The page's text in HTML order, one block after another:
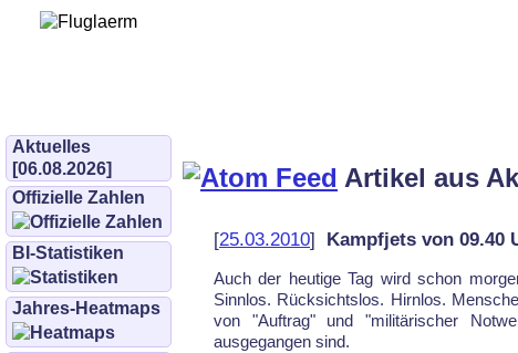
Aktuelles
[06.08.2026]
Offizielle Zahlen
BI-Statistiken
Jahres-Heatmaps
Artikel aus
[25.03.2010] Kampfjets von 09.40
Auch der heutige Tag wird schon
Sinnlos. Rücksichtslos. Hirnlos.
von "Auftrag" und "militärischer
ausgegangen sind.